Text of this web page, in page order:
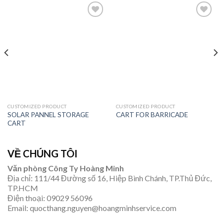
CUSTOMIZED PRODUCT
SOLAR PANNEL STORAGE
CART
CUSTOMIZED PRODUCT
CART FOR BARRICADE
VỀ CHÚNG TÔI
Văn phòng Công Ty Hoàng Minh
Địa chỉ: 111/44 Đường số 16, Hiệp Bình Chánh, TP.Thủ Đức,
TP.HCM
Điện thoại: 09029 56096
Email: quocthang.nguyen@hoangminhservice.com